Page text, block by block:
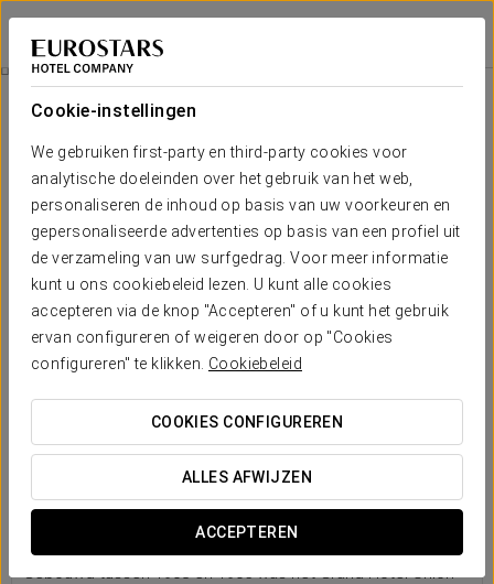
Cookie-instellingen
We gebruiken first-party en third-party cookies voor
analytische doeleinden over het gebruik van het web,
personaliseren de inhoud op basis van uw voorkeuren en
gepersonaliseerde advertenties op basis van een profiel uit
de verzameling van uw surfgedrag. Voor meer informatie
kunt u ons cookiebeleid lezen. U kunt alle cookies
accepteren via de knop "Accepteren" of u kunt het gebruik
ervan configureren of weigeren door op "Cookies
configureren" te klikken. Cookiebeleid
COOKIES CONFIGUREREN
ALLES AFWIJZEN
ACCEPTEREN
Grand Hotel Union Eurostars
LJUBLJANA
Geschiedenis Van Het Gebouw
Een architectonisch erfgoed dat de tijd
Gebouwd tussen 1903 en 1905 was het Grand Hotel Union